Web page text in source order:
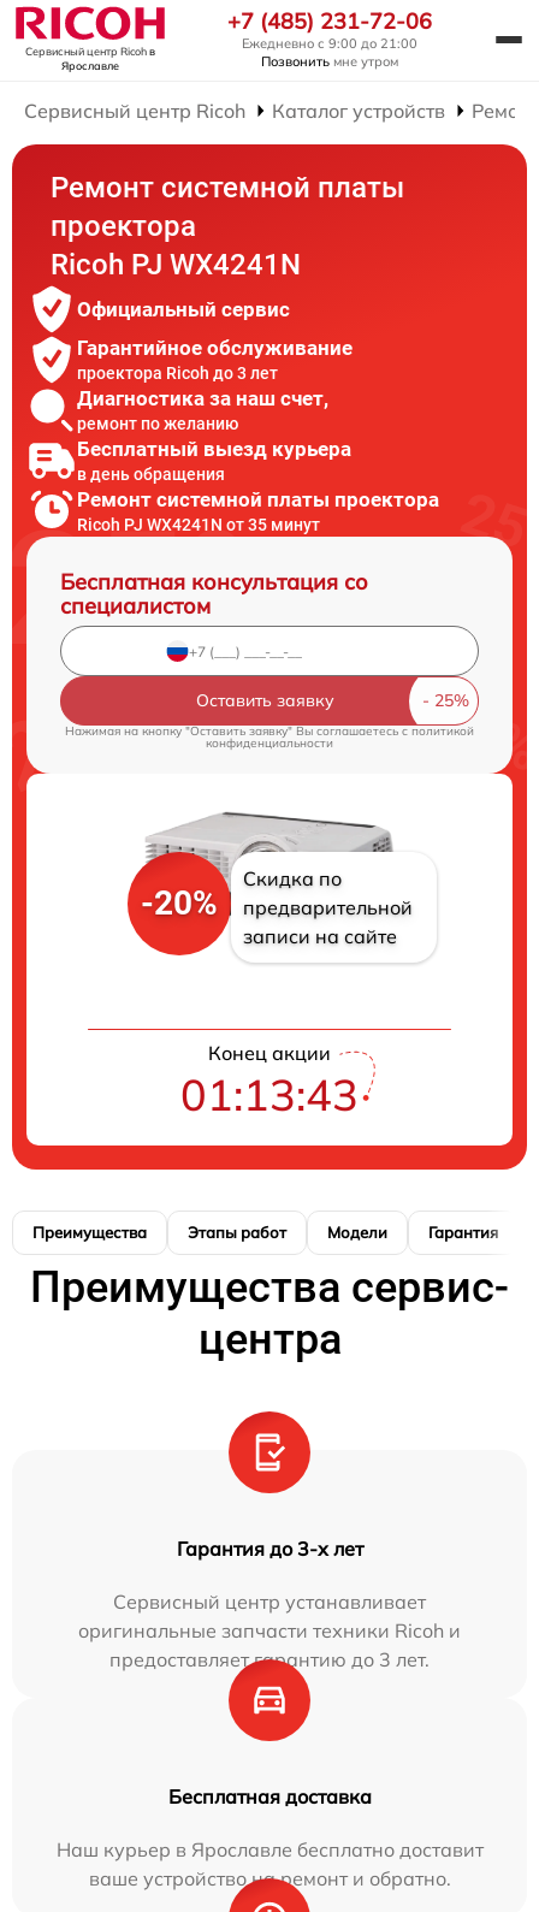
Сервисный центр Ricohв
Ярославле
+7 (485) 231-72-06
Ежедневно с 9:00 до 21:00
Позвонить мне утром
Сервисный центр Ricoh Каталог устройств
Ремонт системной платы
проектора
Ricoh PJ WX4241N
Официальный сервис
Гарантийное обслуживание
проектора Ricoh до 3 лет
Диагностика за наш счет,
ремонт по желанию
Бесплатный выезд курьера
в день обращения
Ремонт системной платы проектора
Ricoh PJ WX4241N от 35 минут
Бесплатная консультация со
специалистом
Оставить заявку
Нажимая на кнопку "Оставить заявку" Вы соглашаетесь c политикой
конфиденциальности
-20%
Скидка по
предварительной
записи на сайте
Конец акции
01:13:42
Преимущества Этапы работ Модели Гарантия
Преимущества сервис-
центра
Гарантия до 3-х лет
Сервисный центр устанавливает
оригинальные запчасти техники Ricoh и
предоставляет гарантию до 3 лет.
Бесплатная доставка
Наш курьер в Ярославле бесплатно доставит
ваше устройство на ремонт и обратно.